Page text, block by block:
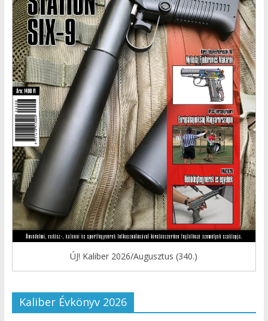
ÚJ! Kaliber 2026/Augusztus (340.)
Kaliber Évkönyv 2026